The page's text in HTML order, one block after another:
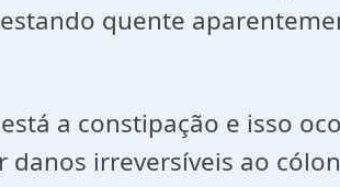
quente
a constipação e isso
irreversíveis ao